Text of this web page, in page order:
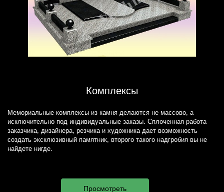
Комплексы
Мемориальные комплексы из камня делаются не массово, а
исключительно под индивидуальные заказы. Сплоченная работа
заказчика, дизайнера, резчика и художника дает возможность
создать эксклюзивный памятник, второго такого надгробия вы не
найдете нигде.